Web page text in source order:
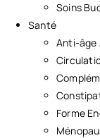
Soins
Santé
Anti-âge
Forme